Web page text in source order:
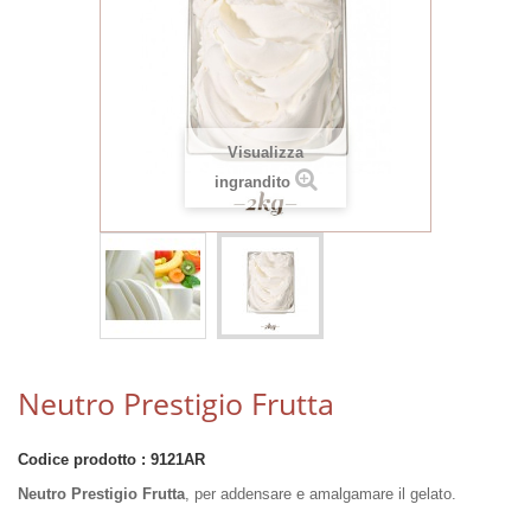
Visualizza
ingrandito
Neutro Prestigio Frutta
Codice prodotto : 9121AR
Neutro Prestigio Frutta, per addensare e amalgamare il gelato.